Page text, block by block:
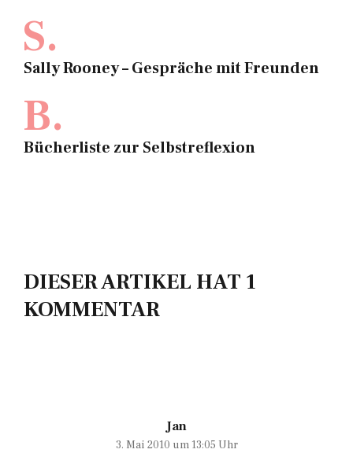
S.
Sally Rooney – Gespräche mit Freunden
B.
Bücherliste zur Selbstreflexion
DIESER ARTIKEL HAT 1
KOMMENTAR
Jan
3. Mai 2010 um 13:05 Uhr